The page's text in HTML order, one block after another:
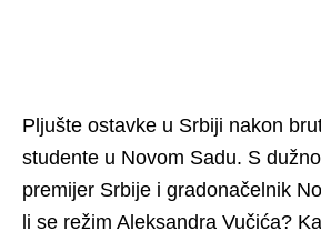
Pljušte ostavke u Srbiji nakon
studente u Novom Sadu. S
premijer Srbije i gradonačelnik
li se režim Aleksandra Vučića?